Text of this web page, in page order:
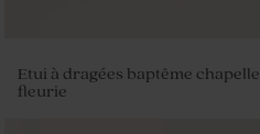
Etui à dragées baptême chapelle
fleurie